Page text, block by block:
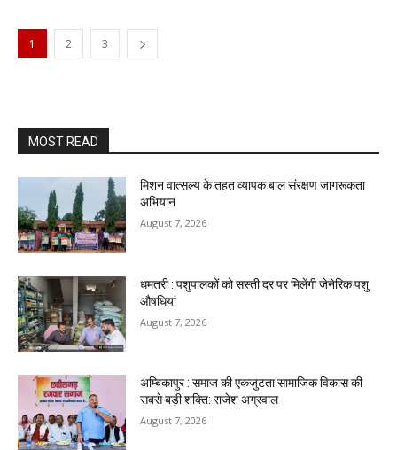
1 2 3
MOST READ
मिशन वात्सल्य के तहत व्यापक बाल संरक्षण जागरूकता
अभियान
August 7, 2026
धमतरी : पशुपालकों को सस्ती दर पर मिलेंगी जेनेरिक पशु
औषधियां
August 7, 2026
अम्बिकापुर : समाज की एकजुटता सामाजिक विकास की
सबसे बड़ी शक्ति: राजेश अग्रवाल
August 7, 2026